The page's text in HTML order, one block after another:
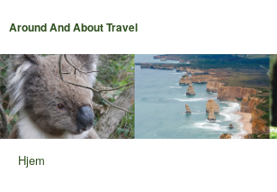
Around And About Travel
Hjem